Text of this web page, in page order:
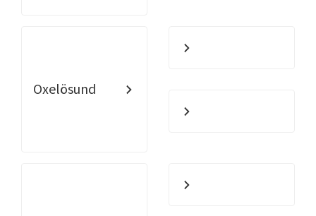
Oxelösund